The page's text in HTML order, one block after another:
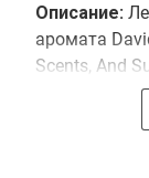
Описание:
аромата
Scents, And
отдыха,